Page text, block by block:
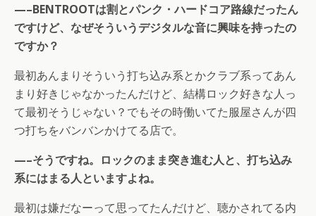
—–BENTROOTは割とパンク・ハードコア路線だったん
ですけど、なぜそういうデジタルな音に興味を持ったの
ですか？
最初あんまりそういう打ち込み系とかクラブ系ってあん
まり好きじゃなかったんだけど、結構ロック好きな人っ
て最初そうじゃない？でもその時働いてた服屋さんが四
つ打ちをバンバンかけてる店で。
—–そうですね。ロックのまま突き進む人と、打ち込み
系にはまる人といますよね。
最初は嫌だなーって思ってたんだけど、聴かされてる内